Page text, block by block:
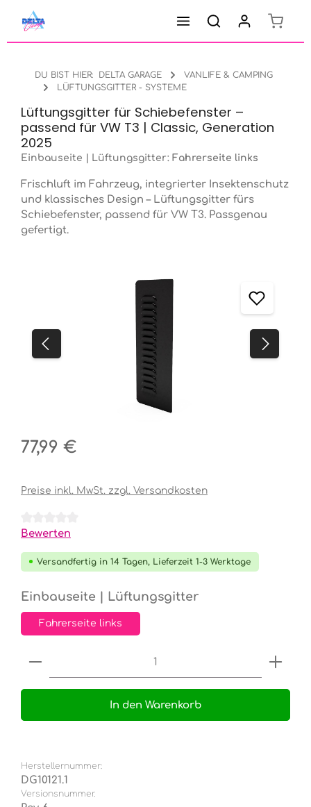
Zum Hauptinhalt springen
DU BIST HIER: DELTA GARAGE
VANLIFE & CAMPING
LÜFTUNGSGITTER - SYSTEME
Lüftungsgitter für Schiebefenster –
passend für VW T3 | Classic, Generation
2025
Einbauseite | Lüftungsgitter: Fahrerseite links
Frischluft im Fahrzeug, integrierter Insektenschutz
und klassisches Design – Lüftungsgitter fürs
Schiebefenster, passend für VW T3. Passgenau
gefertigt.
Regulärer Preis:
77,99 €
Preise inkl. MwSt. zzgl. Versandkosten
Durchschnittliche Bewertung von 0 von 5 Sternen
Bewerten
Versandfertig in 14 Tagen, Lieferzeit 1-3 Werktage
Einbauseite | Lüftungsgitterauswählen
Fahrerseite links
Produkt Anzahl: Gib den gewünschten
In den Warenkorb
Herstellernummer:
DG10121.1
Versionsnummer.